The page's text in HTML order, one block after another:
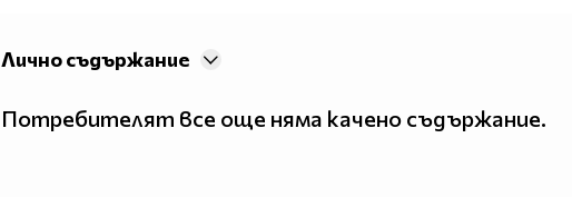
Лично съдържание
Потребителят все още няма качено съдържание.